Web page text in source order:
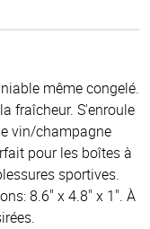
même congelé.
fraîcheur. S'enroule
vin/champagne
pour les boîtes à
sportives.
8.6" x 4.8" x 1". À